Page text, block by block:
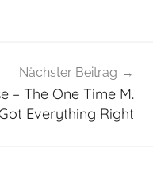
Nächster Beitrag
– The One Time M.
Everything Right